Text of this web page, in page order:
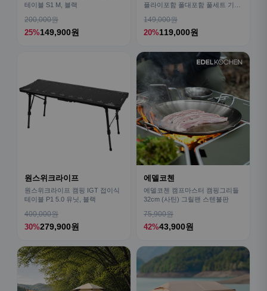
테이블 S1 M, 블랙
200,000원
25%149,900원
플라이포함 폴대포함 풀세트 기본
149,000원
20%119,000원
원스위크라이프
원스위크라이프 캠핑 IGT 접이식
테이블 P1 5.0 유닛, 블랙
400,000원
30%279,900원
에델코첸
에델코첸 캠프마스터 캠핑그리들
32cm (사틴) 그릴팬 스텐불판
75,900원
42%43,900원